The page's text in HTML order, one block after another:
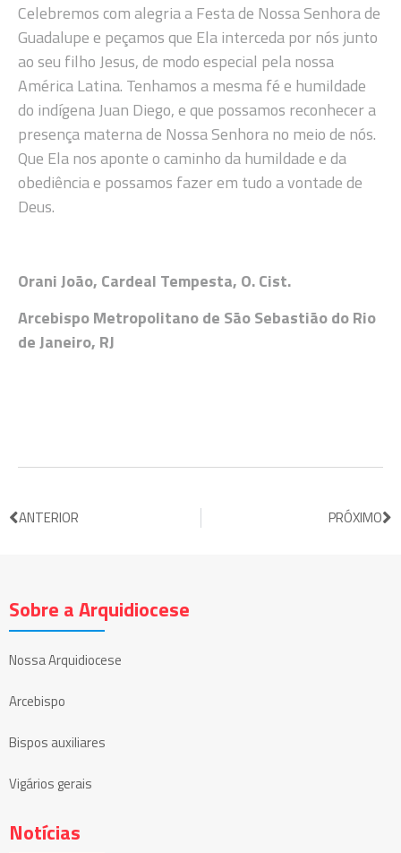
Celebremos com alegria a Festa de Nossa Senhora de
Guadalupe e peçamos que Ela interceda por nós junto
ao seu filho Jesus, de modo especial pela nossa
América Latina. Tenhamos a mesma fé e humildade
do indígena Juan Diego, e que possamos reconhecer a
presença materna de Nossa Senhora no meio de nós.
Que Ela nos aponte o caminho da humildade e da
obediência e possamos fazer em tudo a vontade de
Deus.
Orani João, Cardeal Tempesta, O. Cist.
Arcebispo Metropolitano de São Sebastião do Rio
de Janeiro, RJ
ANTERIOR PRÓXIMO
Sobre a Arquidiocese
Nossa Arquidiocese
Arcebispo
Bispos auxiliares
Vigários gerais
Notícias